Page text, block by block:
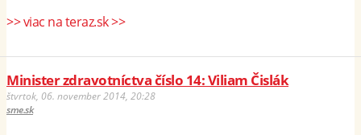
>> viac na teraz.sk >>
Minister zdravotníctva číslo 14: Viliam Čislák
štvrtok, 06. november 2014, 20:28
sme.sk